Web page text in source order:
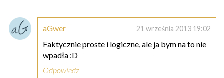
aGwer 21 września 2013 19:02
Faktycznie proste i logiczne, ale ja bym na to nie
wpadła :D
Odpowiedz